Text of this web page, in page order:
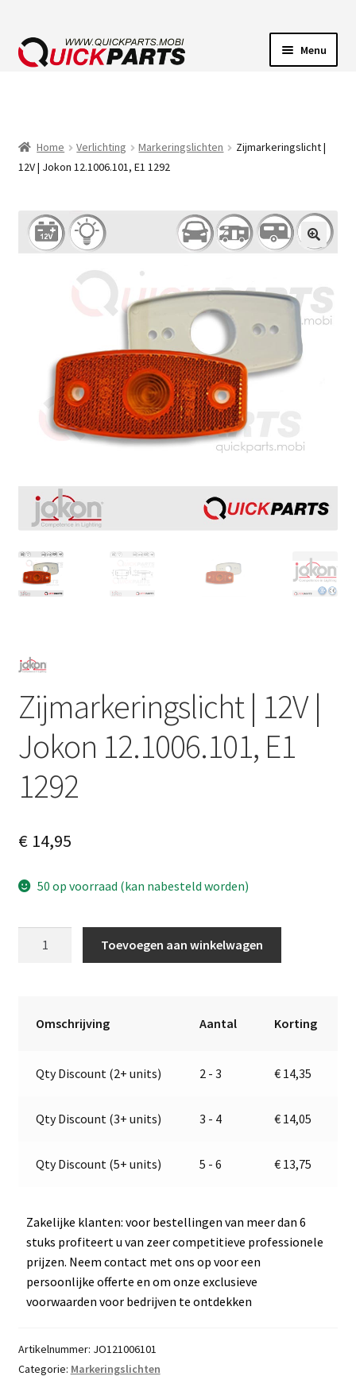
Menu
CLAXONS
ELEKTRISCHE CONNECTOREN
Home Verlichting Markeringslichten
Zijmarkeringslicht |
12V | Jokon 12.1006.101, E1 1292
Zijmarkeringslicht | 12V |
Jokon 12.1006.101, E1
1292
€14,95
50 op voorraad (kan nabesteld worden)
12.1006.101,
1292
Toevoegen aan winkelwagen
t
v
Omschrijving Aantal Korting
Qty Discount (2+ units) 2 - 3 € 14,35
Qty Discount (3+ units) 3 - 4 € 14,05
Qty Discount (5+ units) 5 - 6 € 13,75
Zakelijke klanten: voor bestellingen van meer dan 6
stuks profiteert u van zeer competitieve professionele
prijzen. Neem contact met ons op voor een
persoonlijke offerte en om onze exclusieve
voorwaarden voor bedrijven te ontdekken
Artikelnummer: JO121006101
Categorie: Markeringslichten